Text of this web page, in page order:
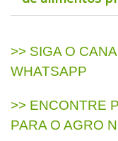
>> SIGA O
WHATSAPP
>> ENCONTRE
PARA O AGRO